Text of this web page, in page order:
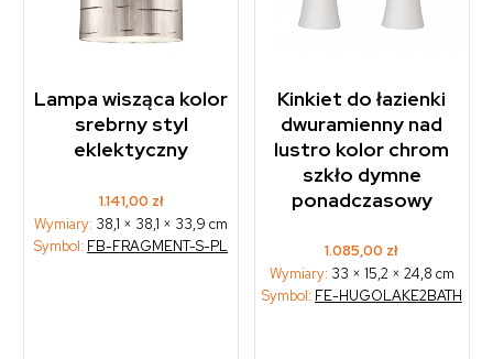
Lampa wisząca kolor
srebrny styl
eklektyczny
1.141,00 zł
Wymiary: 38,1 × 38,1 × 33,9 cm
Symbol: FB-FRAGMENT-S-PL
Kinkiet do łazienki
dwuramienny nad
lustro kolor chrom
szkło dymne
ponadczasowy
1.085,00 zł
Wymiary: 33 × 15,2 × 24,8 cm
Symbol: FE-HUGOLAKE2BATH